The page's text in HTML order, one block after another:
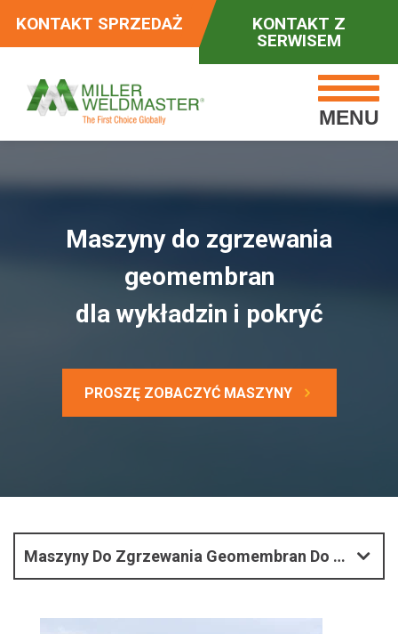
KONTAKT SPRZEDAŻ
KONTAKT Z
SERWISEM
MENU
Maszyny do zgrzewania
geomembran
dla wykładzin i pokryć
PROSZĘ ZOBACZYĆ MASZYNY
Maszyny Do Zgrzewania Geomembran Do Wykładzin I Pokryć